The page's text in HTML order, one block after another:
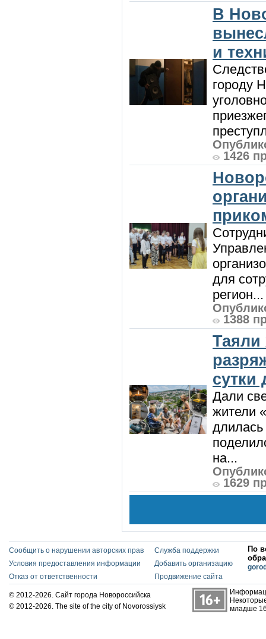
В
и
городу
1426
для
регион...
1388
сутки
Дали
жители
длилась
на...
1629
Сообщить о нарушении авторских прав
Условия предоставления информации
Отказ от ответственности
Служба поддержки
Добавить организацию
Продвижение сайта
По
© 2012-2026. Сайт города Новороссийска
© 2012-2026. The site of the city of Novorossiysk
младше